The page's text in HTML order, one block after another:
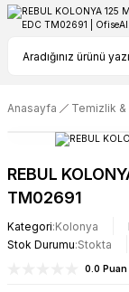
Anasayfa Temizlik &
REBUL
TM02691
Kategori Kolonya
Stok Durumu Stokta
0.0 Puan